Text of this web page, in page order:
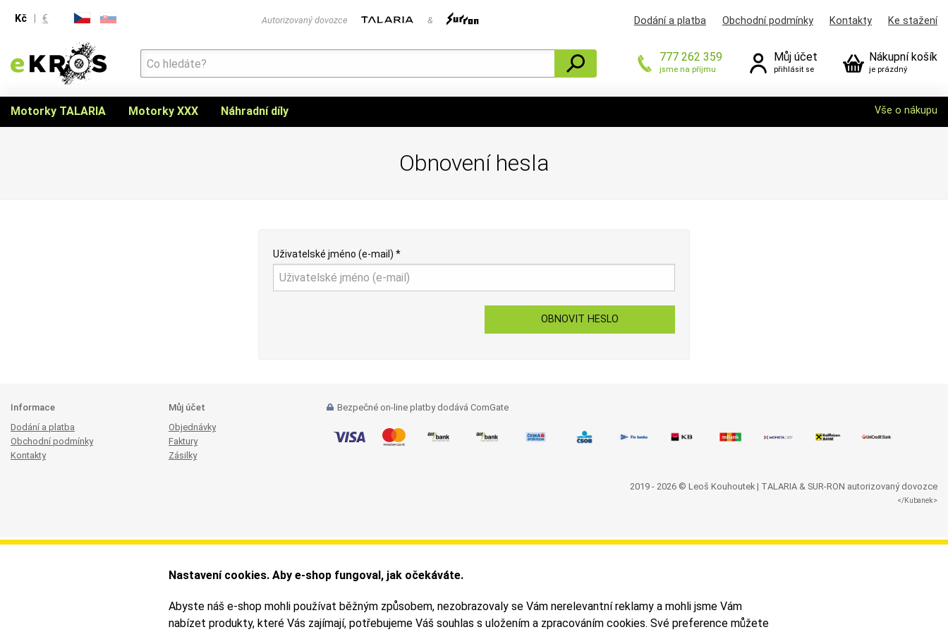
Kč € Autorizovaný dovozce & Dodání a platba Obchodní podmínky Kontakty Ke stažení
777 262 359
jsme na příjmu
Můj účet
přihlásit se
Nákupní košík
je prázdný
Motorky TALARIA Motorky XXX Náhradní díly Vše o nákupu
Obnovení hesla
Uživatelské jméno (e-mail) *
OBNOVIT HESLO
Informace
Dodání a platba
Obchodní podmínky
Kontakty
Můj účet
Objednávky
Faktury
Zásilky
Bezpečné on-line platby dodává ComGate
2019 - 2026 © Leoš Kouhoutek | TALARIA & SUR-RON autorizovaný dovozce
</Kubanek>
Nastavení cookies. Aby e-shop fungoval, jak očekáváte.
Abyste náš e-shop mohli používat běžným způsobem, nezobrazovaly se Vám nerelevantní reklamy a mohli jsme Vám
nabízet produkty, které Vás zajímají, potřebujeme Váš souhlas s uložením a zpracováním cookies. Své preference můžete